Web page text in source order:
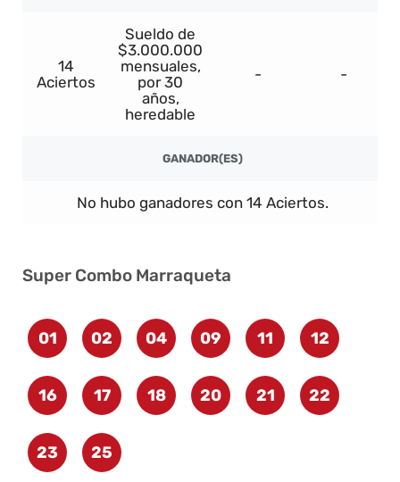
14
Aciertos
Sueldo de
$3.000.000
mensuales,
por 30
años,
heredable
- -
GANADOR(ES)
No hubo ganadores con 14 Aciertos.
Super Combo Marraqueta
01 02 04 09 11 12
16 17 18 20 21 22
23 25